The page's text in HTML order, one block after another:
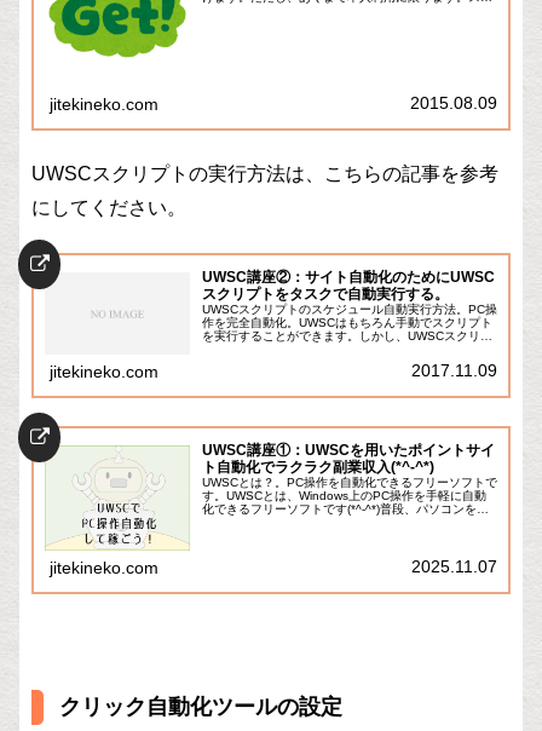
jitekineko.com 2015.08.09
UWSCスクリプトの実行方法は、こちらの記事を参考
にしてください。
UWSC講座②：サイト自動化のためにUWSC
スクリプトをタスクで自動実行する。
UWSCスクリプトのスケジュール自動実行方法。PC操
作を完全自動化。UWSCはもちろん手動でスクリプト
を実行することができます。しかし、UWSCスクリプ
「定刻になったらパソコンが勝手にスクリプ...
jitekineko.com 2017.11.09
UWSC講座①：UWSCを用いたポイントサイ
ト自動化でラクラク副業収入(*^-^*)
UWSCとは？。PC操作を自動化できるフリーソフトで
す。UWSCとは、Windows上のPC操作を手軽に自動
化できるフリーソフトです(*^-^*)普段、パソコンを操
jitekineko.com 2025.11.07
クリック自動化ツールの設定